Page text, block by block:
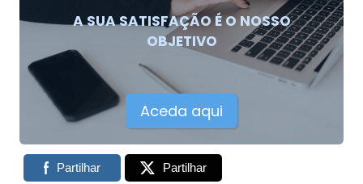
A SUA SATISFAÇÃO É O NOSSO
OBJETIVO
Aceda aqui
Partilhar Partilhar